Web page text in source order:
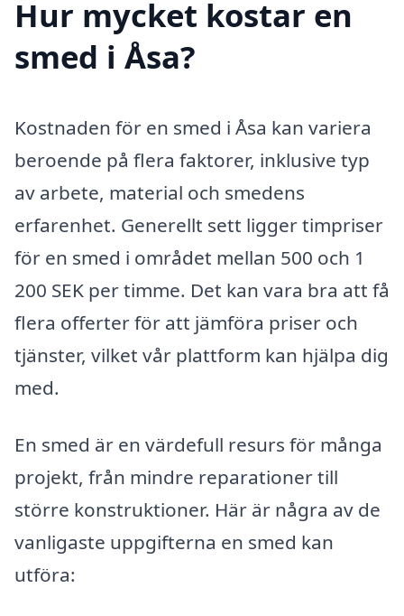
Hur mycket kostar en
smed i Åsa?
Kostnaden för en smed i Åsa kan variera
beroende på flera faktorer, inklusive typ
av arbete, material och smedens
erfarenhet. Generellt sett ligger timpriser
för en smed i området mellan 500 och 1
200 SEK per timme. Det kan vara bra att få
flera offerter för att jämföra priser och
tjänster, vilket vår plattform kan hjälpa dig
med.
En smed är en värdefull resurs för många
projekt, från mindre reparationer till
större konstruktioner. Här är några av de
vanligaste uppgifterna en smed kan
utföra: